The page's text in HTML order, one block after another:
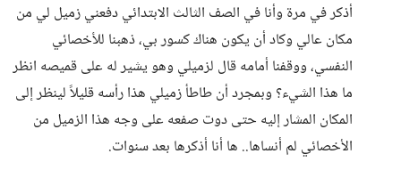
أذكر في مرة وأنا في الصف الثالث الابتدائي دفعني زميل لي من
مكان عالي وكاد أن يكون هناك كسور بي، ذهبنا للأخصائي
النفسي، ووقفنا أمامه قال لزميلي وهو يشير له على قميصه انظر
ما هذا الشيء؟ وبمجرد أن طاطأ زميلي هذا رأسه قليلاً لينظر إلى
المكان المشار إليه حتى دوت صفعه على وجه هذا الزميل من
الأخصائي لم أنساها.. ها أنا أذكرها بعد سنوات.